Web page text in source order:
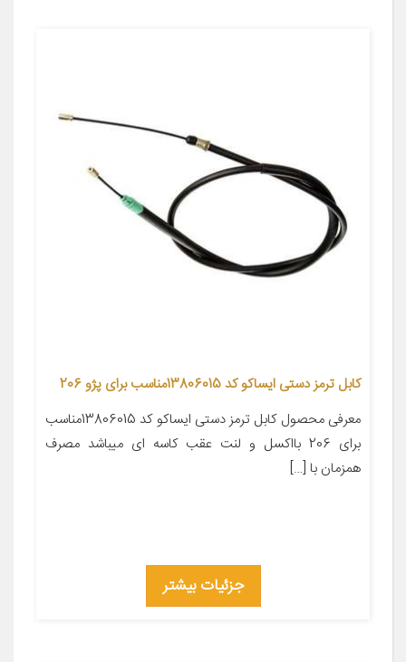
کابل ترمز دستی ایساکو کد 13806015مناسب برای پژو 206
معرفی محصول کابل ترمز دستی ایساکو کد 13806015مناسب
برای 206 بااکسل و لنت عقب کاسه ای میباشد مصرف
همزمان با […]
جزئیات بیشتر